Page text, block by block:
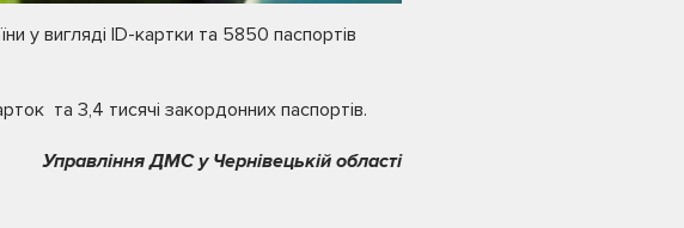
у вигляді ID-картки та 5850 паспортів
та 3,4 тисячі закордонних паспортів.
Управління ДМС у Чернівецькій області